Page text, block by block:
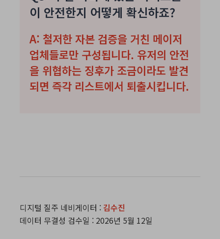
이 안전한지 어떻게 확신하죠?
A: 철저한 자본 검증을 거친 메이저
업체들로만 구성됩니다. 유저의 안전
을 위협하는 징후가 조금이라도 발견
되면 즉각 리스트에서 퇴출시킵니다.
디지털 질주 네비게이터 : 김수진
데이터 무결성 검수일 : 2026년 5월 12일